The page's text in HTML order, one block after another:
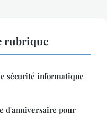
rubrique
sécurité informatique
d'anniversaire pour